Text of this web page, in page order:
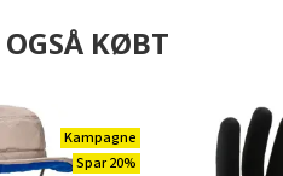
KØBT
Kampagne
Spar 20%